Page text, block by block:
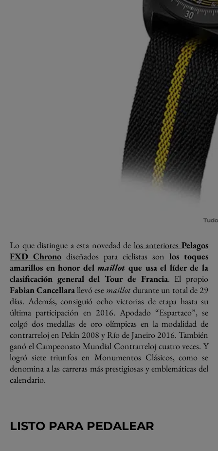
Lo que distingue a esta novedad de los anterioresPelagos
FXD Chrono diseñados para ciclistas son los toques
amarillos en honor del maillot que usa el líder de la
clasificación general del Tour de Francia. El propio
Fabian Cancellarallevó ese maillotdurante un total de 29
días. Además, consiguió ocho victorias de etapa hasta su
última participación en 2016. Apodado “Espartaco”, se
colgó dos medallas de oro olímpicas en la modalidad de
contrarreloj en Pekín 2008 y Río de Janeiro 2016. También
ganó el Campeonato Mundial Contrarreloj cuatro veces. Y
logró siete triunfos en Monumentos Clásicos, como se
denomina a las carreras más prestigiosas y emblemáticas del
calendario.
LISTO PARA PEDALEAR